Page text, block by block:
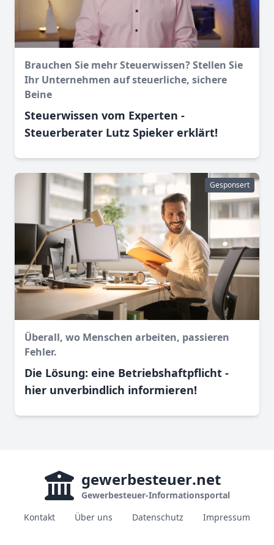
Brauchen Sie mehr Steuerwissen? Stellen Sie
Ihr Unternehmen auf steuerliche, sichere
Beine
Steuerwissen vom Experten -
Steuerberater Lutz Spieker erklärt!
Gesponsert
Überall, wo Menschen arbeiten, passieren
Fehler.
Die Lösung: eine Betriebshaftpflicht -
hier unverbindlich informieren!
gewerbesteuer.net
Gewerbesteuer-Informationsportal
Kontakt
Über uns Datenschutz Impressum